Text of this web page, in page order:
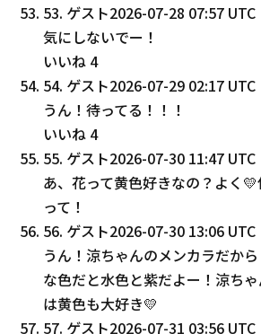
53. ゲスト2026-07-28 07:57 UTC
気にしないでー！
いいね 4
54. ゲスト2026-07-29 02:17 UTC
うん！待ってる！！！
いいね 4
55. ゲスト2026-07-30 11:47 UTC
あ、花って黄色好きなの？よく
って！
56. ゲスト2026-07-30 13:06 UTC
うん！涼ちゃんのメンカラだか
な色だと水色と紫だよー！涼ち
は黄色も大好き💛
57. ゲスト2026-07-31 03:56 UTC